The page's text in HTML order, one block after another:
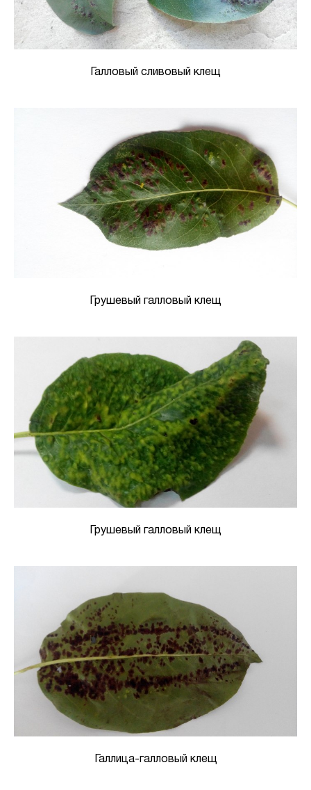
Галловый сливовый клещ
Грушевый галловый клещ
Грушевый галловый клещ
Галлица-галловый клещ